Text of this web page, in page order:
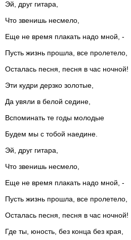
Эй, друг гитара,
Что звенишь несмело,
Еще не время плакать надо мной, -
Пусть жизнь прошла, все пролетело,
Осталась песня, песня в час ночной!
Эти кудри дерзко золотые,
Да увяли в белой седине,
Вспоминать те годы молодые
Будем мы с тобой наедине.
Эй, друг гитара,
Что звенишь несмело,
Еще не время плакать надо мной, -
Пусть жизнь прошла, все пролетело,
Осталась песня, песня в час ночной!
Где ты, юность, без конца без края,